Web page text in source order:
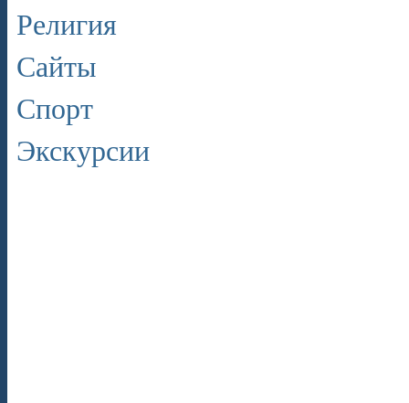
Религия
Сайты
Спорт
Экскурсии